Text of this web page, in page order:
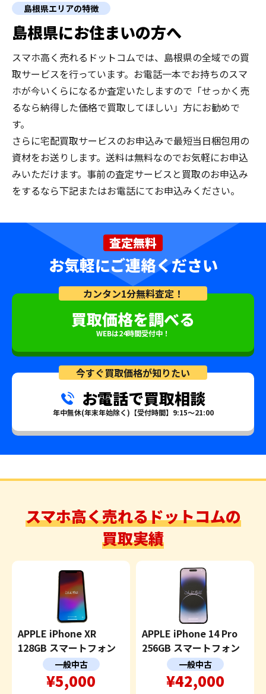
島根県エリアの特徴
島根県にお住まいの方へ
スマホ高く売れるドットコムでは、島根県の全域での買
取サービスを行っています。お電話一本でお持ちのスマ
ホが今いくらになるか査定いたしますので「せっかく売
るなら納得した価格で買取してほしい」方にお勧めで
す。
さらに宅配買取サービスのお申込みで最短当日梱包用の
資材をお送りします。送料は無料なのでお気軽にお申込
みいただけます。事前の査定サービスと買取のお申込み
をするなら下記またはお電話にてお申込みください。
査定無料
お気軽にご連絡ください
カンタン1分無料査定！
買取価格を調べる
WEBは24時間受付中！
今すぐ買取価格が知りたい
お電話で買取相談
年中無休(年末年始除く)【受付時間】9:15～21:00
スマホ高く売れるドットコムの
買取実績
APPLE iPhone XR
128GB スマートフォン
一般中古
¥5,000
APPLE iPhone 14 Pro
256GB スマートフォン
一般中古
¥42,000